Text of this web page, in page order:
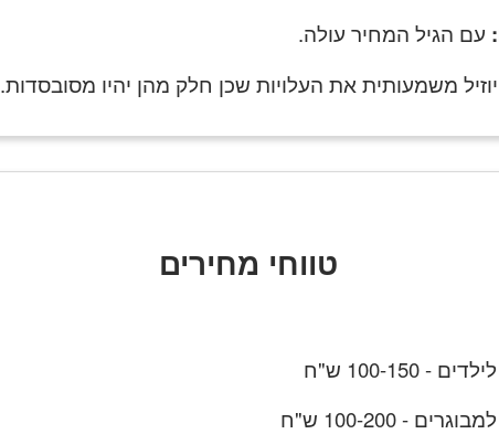
עם הגיל המחיר עולה.
משמעותית את העלויות שכן חלק מהן יהיו מסובסדות.
טווחי מחירים
100-150 ש"ח
- 100-200 ש"ח